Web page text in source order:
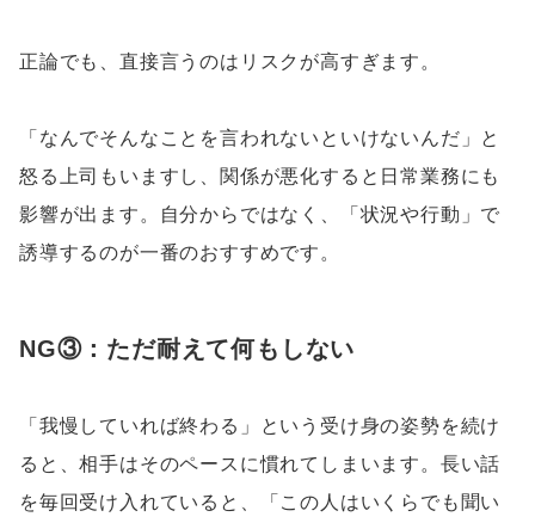
正論でも、直接言うのはリスクが高すぎます。
「なんでそんなことを言われないといけないんだ」と
怒る上司もいますし、関係が悪化すると日常業務にも
影響が出ます。自分からではなく、「状況や行動」で
誘導するのが一番のおすすめです。
NG③：ただ耐えて何もしない
「我慢していれば終わる」という受け身の姿勢を続け
ると、相手はそのペースに慣れてしまいます。長い話
を毎回受け入れていると、「この人はいくらでも聞い